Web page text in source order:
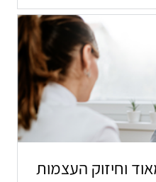
וחיזוק העצמות